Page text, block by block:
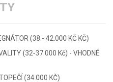
(38.- 42.000 KČ KČ)
(32-37.000 Kč) - VHODNÉ
(34.000 KČ)